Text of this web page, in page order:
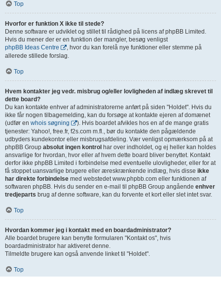
Top
Hvorfor er funktion X ikke til stede?
Denne software er udviklet og stillet til rådighed på licens af phpBB Limited.
Hvis du mener der er en funktion der mangler, besøg venligst
phpBB Ideas Centre
, hvor du kan forelå nye funktioner eller stemme på
allerede stillede forslag.
Top
Hvem kontakter jeg vedr. misbrug og/eller lovligheden af indlæg skrevet til
dette board?
Du kan kontakte enhver af administratorerne anført på siden "Holdet". Hvis du
ikke får nogen tilbagemelding, kan du forsøge at kontakte ejeren af domænet
(udfør en whois søgning
). Hvis boardet afvikles hos en af de mange gratis
tjenester: Yahoo!, free.fr, f2s.com m.fl., bør du kontakte den pågældende
udbyders kundekontor eller misbrugsafdeling. Vær venligst opmærksom på at
phpBB Group absolut ingen kontrol har over indholdet, og ej heller kan holdes
ansvarlige for hvordan, hvor eller af hvem dette board bliver benyttet. Kontakt
derfor ikke phpBB Limited i forbindelse med eventuelle ulovligheder, eller for at
få stoppet uansvarlige brugere eller æreskrænkende indlæg, hvis disse ikke
har direkte forbindelse med webstedet www.phpbb.com eller funktionen af
softwaren phpBB. Hvis du sender en e-mail til phpBB Group angående enhver
tredjeparts brug af denne software, kan du forvente et kort eller slet intet svar.
Top
Hvordan kommer jeg i kontakt med en boardadministrator?
Alle boardet brugere kan benytte formularen "Kontakt os", hvis
boardadministrator har aktiveret denne.
Tilmeldte brugere kan også anvende linket til "Holdet".
Top